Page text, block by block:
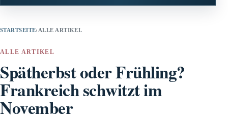
STARTSEITE› ALLE ARTIKEL
ALLE ARTIKEL
Spätherbst oder Frühling?
Frankreich schwitzt im
November